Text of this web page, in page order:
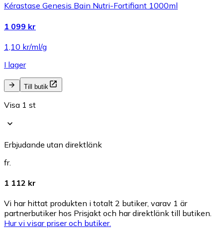
Kérastase Genesis Bain Nutri-Fortifiant 1000ml
1 099 kr
1,10 kr/ml/g
I lager
Till butik
Visa 1 st
Erbjudande utan direktlänk
fr.
1 112 kr
Vi har hittat produkten i totalt 2 butiker, varav 1 är
partnerbutiker hos Prisjakt och har direktlänk till butiken.
Hur vi visar priser och butiker.